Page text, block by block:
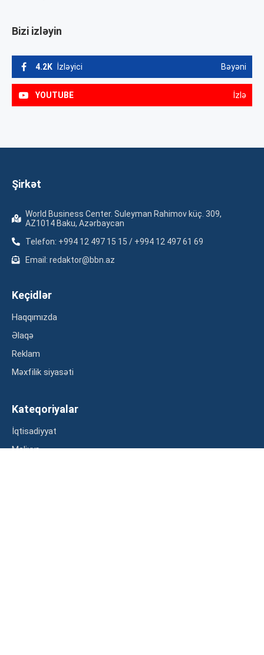
Bizi izləyin
4.2K İzləyici Bəyəni
YOUTUBE İzlə
Şirkət
World Business Center. Suleyman Rahimov küç. 309,
AZ1014 Baku, Azərbaycan
Telefon: +994 12 497 15 15 / +994 12 497 61 69
Email: redaktor@bbn.az
Keçidlər
Haqqımızda
Əlaqə
Reklam
Məxfilik siyasəti
Kateqoriyalar
İqtisadiyyat
Maliyyə